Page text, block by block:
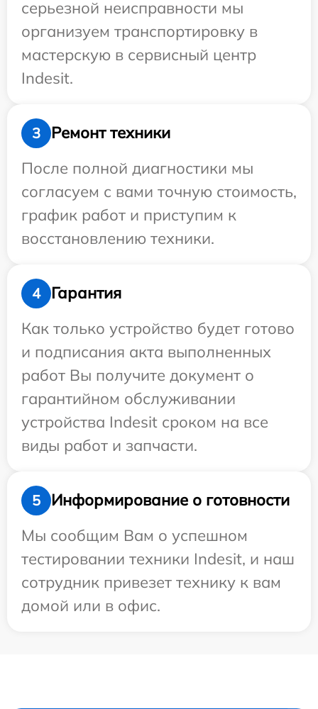
серьезной неисправности мы
организуем транспортировку в
мастерскую в сервисный центр
Indesit.
3
Ремонт техники
После полной диагностики мы
согласуем с вами точную стоимость,
график работ и приступим к
восстановлению техники.
4
Гарантия
Как только устройство будет готово
и подписания акта выполненных
работ Вы получите документ о
гарантийном обслуживании
устройства Indesit сроком на все
виды работ и запчасти.
5
Информирование о готовности
Мы сообщим Вам о успешном
тестировании техники Indesit, и наш
сотрудник привезет технику к вам
домой или в офис.